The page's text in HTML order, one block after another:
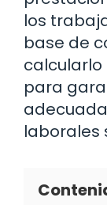
los
base de
para
laborales